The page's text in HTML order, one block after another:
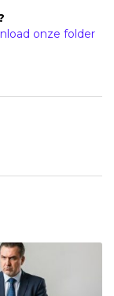
onze folder